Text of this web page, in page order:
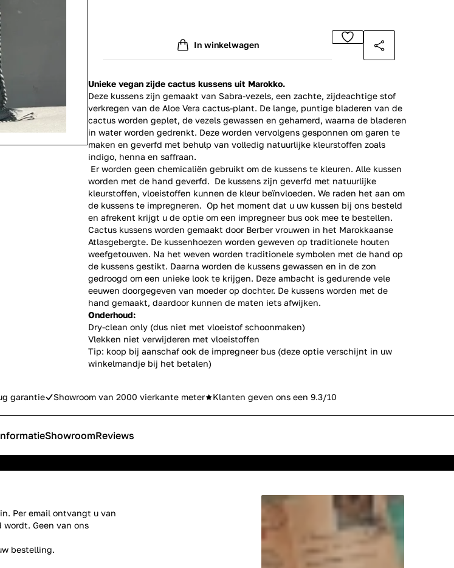
In winkelwagen
Unieke vegan zijde cactus kussens uit Marokko.
Deze kussens zijn gemaakt van Sabra-vezels, een zachte, zijdeachtige stof
verkregen van de Aloe Vera cactus-plant. De lange, puntige bladeren van de
cactus worden geplet, de vezels gewassen en gehamerd, waarna de bladeren
in water worden gedrenkt. Deze worden vervolgens gesponnen om garen te
maken en geverfd met behulp van volledig natuurlijke kleurstoffen zoals
indigo, henna en saffraan.
Er worden geen chemicaliën gebruikt om de kussens te kleuren. Alle kussen
worden met de hand geverfd. De kussens zijn geverfd met natuurlijke
kleurstoffen, vloeistoffen kunnen de kleur beïnvloeden. We raden het aan om
de kussens te impregneren. Op het moment dat u uw kussen bij ons besteld
en afrekent krijgt u de optie om een impregneer bus ook mee te bestellen.
Cactus kussens worden gemaakt door Berber vrouwen in het Marokkaanse
Atlasgebergte. De kussenhoezen worden geweven op traditionele houten
weefgetouwen. Na het weven worden traditionele symbolen met de hand op
de kussens gestikt. Daarna worden de kussens gewassen en in de zon
gedroogd om een unieke look te krijgen. Deze ambacht is gedurende vele
eeuwen doorgegeven van moeder op dochter. De kussens worden met de
hand gemaakt, daardoor kunnen de maten iets afwijken.
Onderhoud:
Dry-clean only (dus niet met vloeistof schoonmaken)
Vlekken niet verwijderen met vloeistoffen
Tip: koop bij aanschaf ook de impregneer bus (deze optie verschijnt in uw
winkelmandje bij het betalen)
garantie Showroom van 2000 vierkante meter Klanten geven ons een 9.3/10
ShowroomReviews
Per email ontvangt u van
Geen van ons
bestelling.